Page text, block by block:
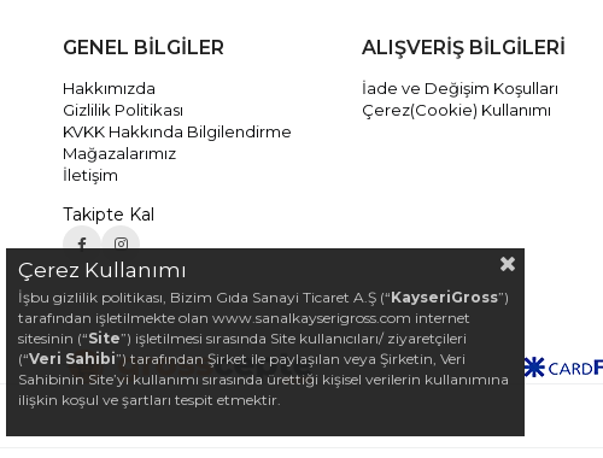
GENEL BİLGİLER
Hakkımızda
Gizlilik Politikası
KVKK Hakkında Bilgilendirme
Mağazalarımız
İletişim
Takipte Kal
ALIŞVERİŞ BİLGİLERİ
İade ve Değişim Koşulları
Çerez(Cookie) Kullanımı
Çerez Kullanımı
İşbu gizlilik politikası, Bizim Gıda Sanayi Ticaret A.Ş (“KayseriGross”)
tarafından işletilmekte olan www.sanalkayserigross.com internet
sitesinin (“Site”) işletilmesi sırasında Site kullanıcıları/ ziyaretçileri
(“Veri Sahibi”) tarafından Şirket ile paylaşılan veya Şirketin, Veri
Sahibinin Site’yi kullanımı sırasında ürettiği kişisel verilerin kullanımına
ilişkin koşul ve şartları tespit etmektir.